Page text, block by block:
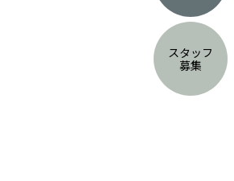
スタッフ
募集